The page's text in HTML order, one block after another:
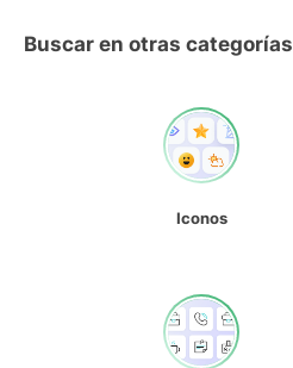
Buscar en otras categorías
Iconos